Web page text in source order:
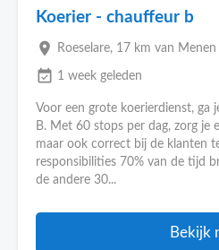
Koerier - chauffeur b
place Roeselare, 17 km van Menen
event_available 1 week geleden
Voor een grote koerierdienst, ga
B. Met 60 stops per dag, zorg je
maar ook correct bij de klanten
responsibilities 70% van de tijd
de andere 30...
Bekijk